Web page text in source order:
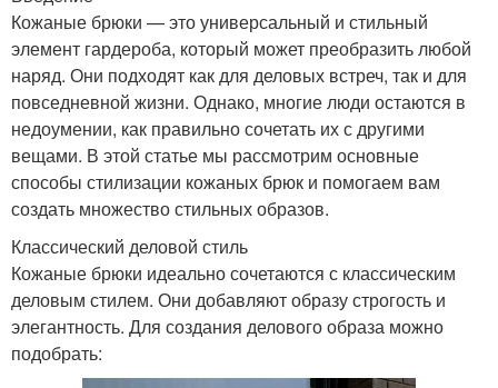
Кожаные брюки — это универсальный и стильный
элемент гардероба, который может преобразить любой
наряд. Они подходят как для деловых встреч, так и для
повседневной жизни. Однако, многие люди остаются в
недоумении, как правильно сочетать их с другими
вещами. В этой статье мы рассмотрим основные
способы стилизации кожаных брюк и помогаем вам
создать множество стильных образов.
Классический деловой стиль
Кожаные брюки идеально сочетаются с классическим
деловым стилем. Они добавляют образу строгость и
элегантность. Для создания делового образа можно
подобрать: